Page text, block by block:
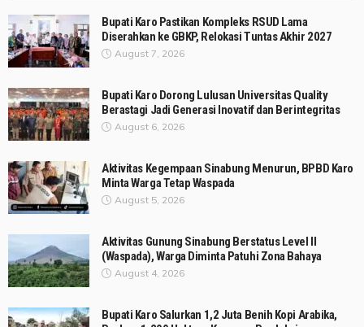
Bupati Karo Pastikan Kompleks RSUD Lama
Diserahkan ke GBKP, Relokasi Tuntas Akhir 2027
August 7, 2026
Bupati Karo Dorong Lulusan Universitas Quality
Berastagi Jadi Generasi Inovatif dan Berintegritas
August 6, 2026
Aktivitas Kegempaan Sinabung Menurun, BPBD Karo
Minta Warga Tetap Waspada
August 5, 2026
Aktivitas Gunung Sinabung Berstatus Level II
(Waspada), Warga Diminta Patuhi Zona Bahaya
August 4, 2026
Bupati Karo Salurkan 1,2 Juta Benih Kopi Arabika,